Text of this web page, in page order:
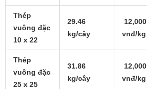
Thép
vuông đặc
10 x 22
29.46
kg/cây
12,000
vnđ/kg
Thép
vuông đặc
25 x 25
31.86
kg/cây
12,000
vnđ/kg